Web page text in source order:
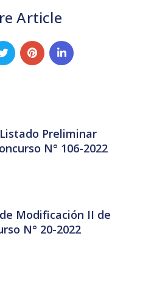
Article
Preliminar
N° 106-2022
Modificación II de
N° 20-2022